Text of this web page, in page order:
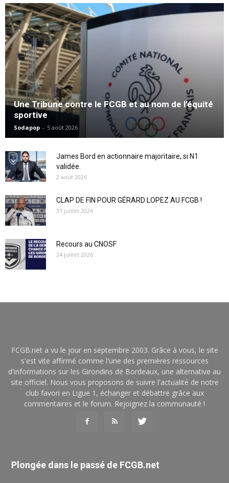
Une Tribune contre le FCGB et au nom de l’équité
sportive
Sodapop - 5 août 2026
James Bord en actionnaire majoritaire, si N1
validée.
2 août 2026
CLAP DE FIN POUR GÉRARD LOPEZ AU FCGB !
31 juillet 2026
Recours au CNOSF
24 juillet 2026
FCGB.net a vu le jour en septembre 2003. Grâce à vous, le site
s'est vite affirmé comme l'une des premières ressources
d'informations sur les Girondins de Bordeaux, une alternative au
site officiel. Nous vous proposons de suivre l'actualité de notre
club favori en Ligue 1, échanger et débattre grâce aux
commentaires et le forum. Rejoignez la communauté !
Plongée dans le passé de FCGB.net